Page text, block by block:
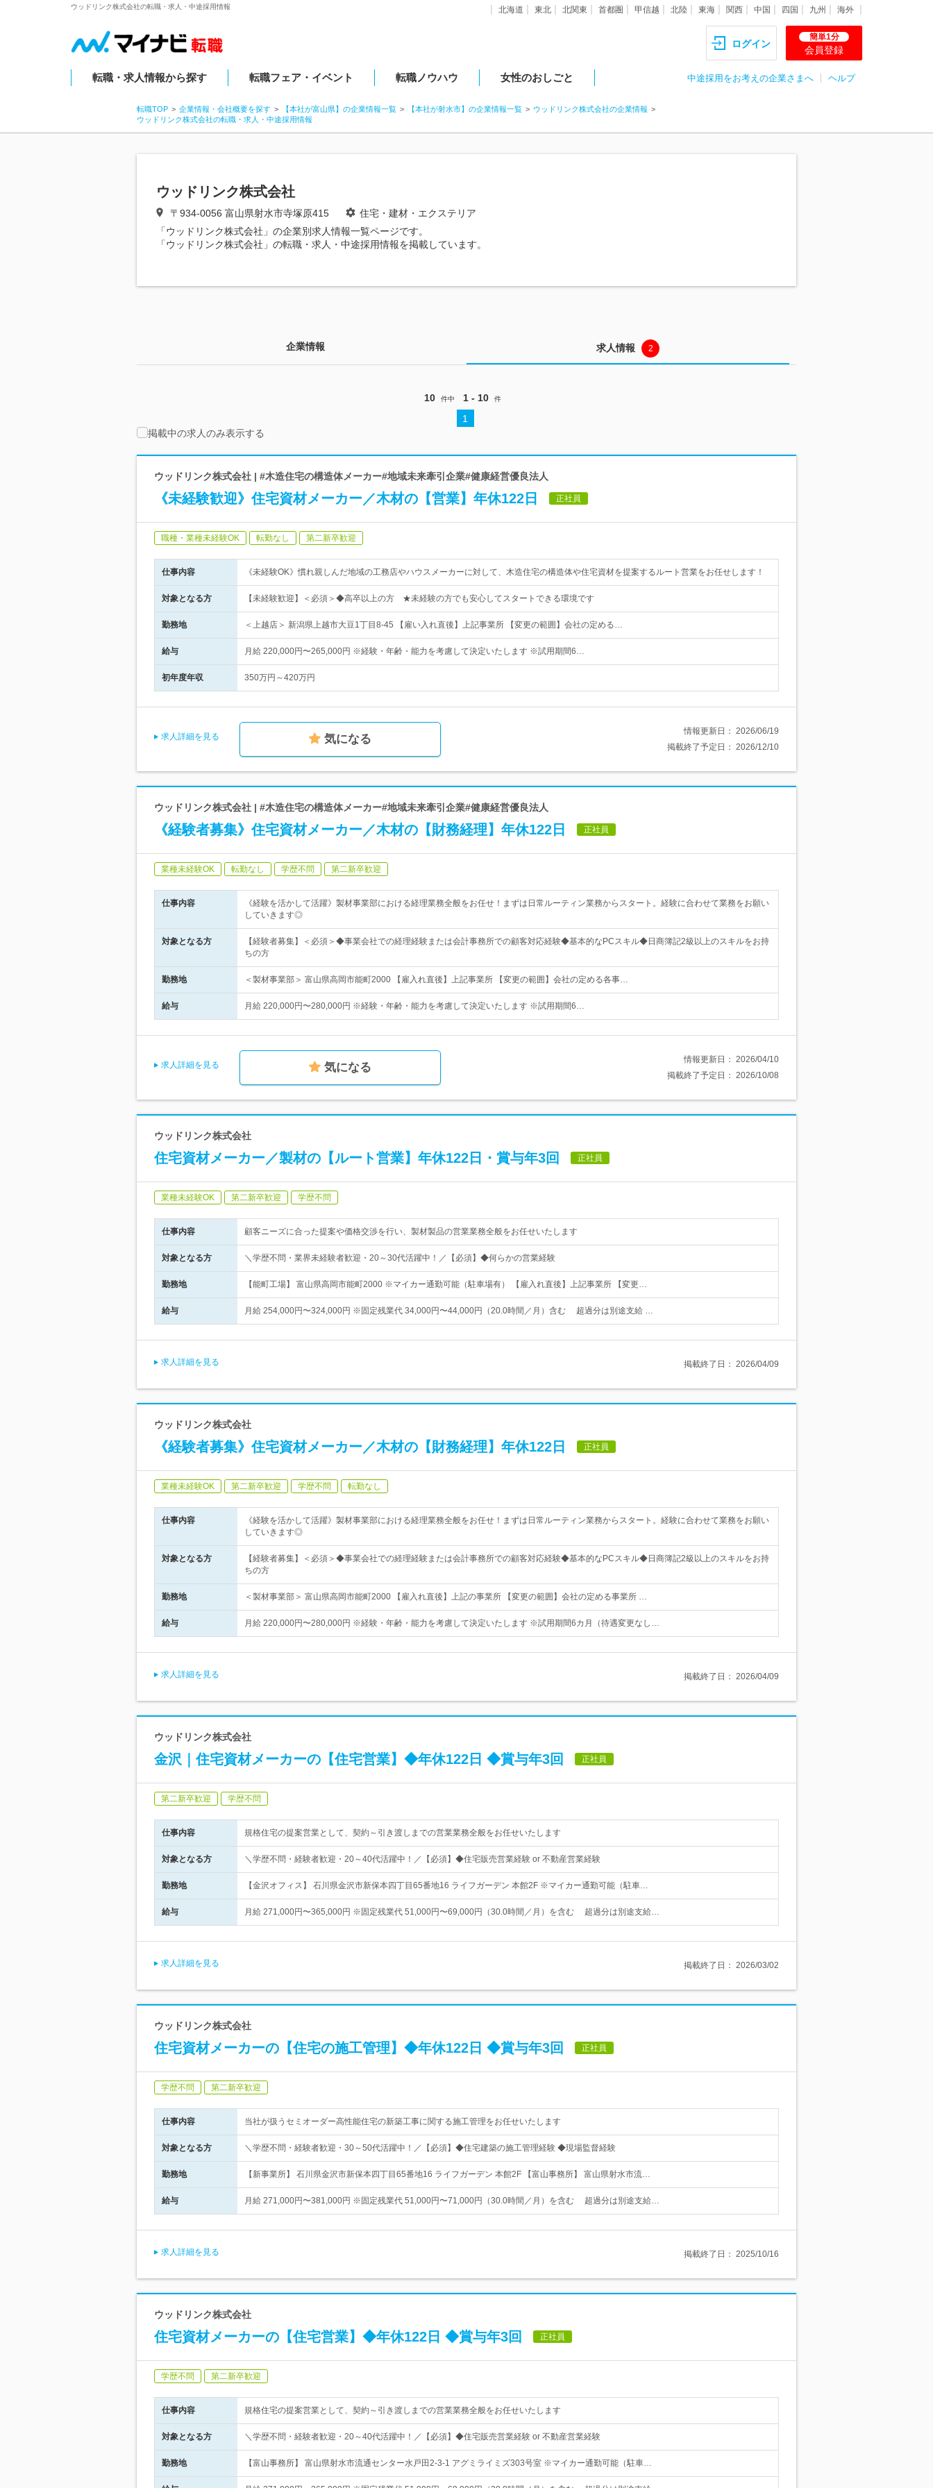
ウッドリンク株式会社の転職・求人・中途採用情報 北海道 東北 北関東 首都圏 甲信越 北陸 東海 関西 中国 四国 九州 海外
ログイン
簡単1分
会員登録
転職・求人情報から探す 転職フェア・イベント 転職ノウハウ 女性のおしごと 中途採用をお考えの企業さまへ ヘルプ
転職TOP 企業情報・会社概要を探す 【本社が富山県】の企業情報一覧 【本社が射水市】の企業情報一覧
ウッドリンク株式会社の企業情報
ウッドリンク株式会社の転職・求人・中途採用情報
ウッドリンク株式会社
〒934‐0056 富山県射水市寺塚原415
住宅・建材・エクステリア
「ウッドリンク株式会社」の企業別求人情報一覧ページです。
「ウッドリンク株式会社」の転職・求人・中途採用情報を掲載しています。
企業情報 求人情報 2
10 件中 1 - 10 件
1
掲載中の求人のみ表示する
ウッドリンク株式会社 | #木造住宅の構造体メーカー#地域未来牽引企業#健康経営優良法人
《未経験歓迎》住宅資材メーカー／木材の【営業】年休122日 正社員
職種・業種未経験OK 転勤なし 第二新卒歓迎
仕事内容 《未経験OK》慣れ親しんだ地域の工務店やハウスメーカーに対して、木造住宅の構造体や住宅資材を提案するルート営業をお任せします！
対象となる方 【未経験歓迎】＜必須＞◆高卒以上の方 ★未経験の方でも安心してスタートできる環境です
勤務地 ＜上越店＞ 新潟県上越市大豆1丁目8-45 【雇い入れ直後】上記事業所 【変更の範囲】会社の定める…
給与 月給 220,000円〜265,000円 ※経験・年齢・能力を考慮して決定いたします ※試用期間6…
初年度年収 350万円～420万円
求人詳細を見る 気になる
情報更新日： 2026/06/19
掲載終了予定日： 2026/12/10
ウッドリンク株式会社 | #木造住宅の構造体メーカー#地域未来牽引企業#健康経営優良法人
《経験者募集》住宅資材メーカー／木材の【財務経理】年休122日 正社員
業種未経験OK 転勤なし 学歴不問 第二新卒歓迎
仕事内容
《経験を活かして活躍》製材事業部における経理業務全般をお任せ！まずは日常ルーティン業務からスタート。経験に合わせて業務をお願い
していきます◎
対象となる方
【経験者募集】＜必須＞◆事業会社での経理経験または会計事務所での顧客対応経験◆基本的なPCスキル◆日商簿記2級以上のスキルをお持
ちの方
勤務地 ＜製材事業部＞ 富山県高岡市能町2000 【雇入れ直後】上記事業所 【変更の範囲】会社の定める各事…
給与 月給 220,000円〜280,000円 ※経験・年齢・能力を考慮して決定いたします ※試用期間6…
求人詳細を見る 気になる
情報更新日： 2026/04/10
掲載終了予定日： 2026/10/08
ウッドリンク株式会社
住宅資材メーカー／製材の【ルート営業】年休122日・賞与年3回 正社員
業種未経験OK 第二新卒歓迎 学歴不問
仕事内容 顧客ニーズに合った提案や価格交渉を行い、製材製品の営業業務全般をお任せいたします
対象となる方 ＼学歴不問・業界未経験者歓迎・20～30代活躍中！／【必須】◆何らかの営業経験
勤務地 【能町工場】 富山県高岡市能町2000 ※マイカー通勤可能（駐車場有） 【雇入れ直後】上記事業所 【変更…
給与 月給 254,000円〜324,000円 ※固定残業代 34,000円〜44,000円（20.0時間／月）含む 超過分は別途支給 …
求人詳細を見る 掲載終了日： 2026/04/09
ウッドリンク株式会社
《経験者募集》住宅資材メーカー／木材の【財務経理】年休122日 正社員
業種未経験OK 第二新卒歓迎 学歴不問 転勤なし
仕事内容
《経験を活かして活躍》製材事業部における経理業務全般をお任せ！まずは日常ルーティン業務からスタート。経験に合わせて業務をお願い
していきます◎
対象となる方
【経験者募集】＜必須＞◆事業会社での経理経験または会計事務所での顧客対応経験◆基本的なPCスキル◆日商簿記2級以上のスキルをお持
ちの方
勤務地 ＜製材事業部＞ 富山県高岡市能町2000 【雇入れ直後】上記の事業所 【変更の範囲】会社の定める事業所 …
給与 月給 220,000円〜280,000円 ※経験・年齢・能力を考慮して決定いたします ※試用期間6カ月（待遇変更なし…
求人詳細を見る 掲載終了日： 2026/04/09
ウッドリンク株式会社
金沢｜住宅資材メーカーの【住宅営業】◆年休122日 ◆賞与年3回 正社員
第二新卒歓迎 学歴不問
仕事内容 規格住宅の提案営業として、契約～引き渡しまでの営業業務全般をお任せいたします
対象となる方 ＼学歴不問・経験者歓迎・20～40代活躍中！／【必須】◆住宅販売営業経験 or 不動産営業経験
勤務地 【金沢オフィス】 石川県金沢市新保本四丁目65番地16 ライフガーデン 本館2F ※マイカー通勤可能（駐車…
給与 月給 271,000円〜365,000円 ※固定残業代 51,000円〜69,000円（30.0時間／月）を含む 超過分は別途支給…
求人詳細を見る 掲載終了日： 2026/03/02
ウッドリンク株式会社
住宅資材メーカーの【住宅の施工管理】◆年休122日 ◆賞与年3回 正社員
学歴不問 第二新卒歓迎
仕事内容 当社が扱うセミオーダー高性能住宅の新築工事に関する施工管理をお任せいたします
対象となる方 ＼学歴不問・経験者歓迎・30～50代活躍中！／【必須】◆住宅建築の施工管理経験 ◆現場監督経験
勤務地 【新事業所】 石川県金沢市新保本四丁目65番地16 ライフガーデン 本館2F 【富山事務所】 富山県射水市流…
給与 月給 271,000円〜381,000円 ※固定残業代 51,000円〜71,000円（30.0時間／月）を含む 超過分は別途支給…
求人詳細を見る 掲載終了日： 2025/10/16
ウッドリンク株式会社
住宅資材メーカーの【住宅営業】◆年休122日 ◆賞与年3回 正社員
学歴不問 第二新卒歓迎
仕事内容 規格住宅の提案営業として、契約～引き渡しまでの営業業務全般をお任せいたします
対象となる方 ＼学歴不問・経験者歓迎・20～40代活躍中！／【必須】◆住宅販売営業経験 or 不動産営業経験
勤務地 【富山事務所】 富山県射水市流通センター水戸田2-3-1 アグミライミズ303号室 ※マイカー通勤可能（駐車…